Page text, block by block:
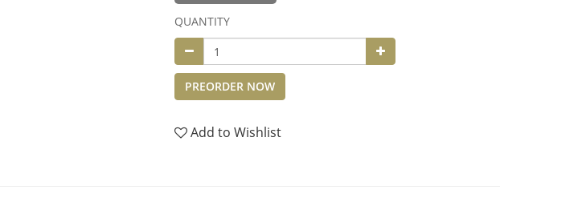
QUANTITY
PREORDER NOW
Add to Wishlist